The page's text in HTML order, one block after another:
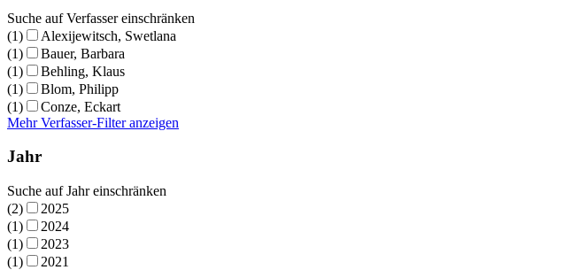
Suche auf Verfasser einschränken
(1)
Alexijewitsch, Swetlana
(1)
Bauer, Barbara
(1)
Behling, Klaus
(1)
Blom, Philipp
(1)
Conze, Eckart
Mehr Verfasser-Filter anzeigen
Jahr
Suche auf Jahr einschränken
(2)
2025
(1)
2024
(1)
2023
(1)
2021